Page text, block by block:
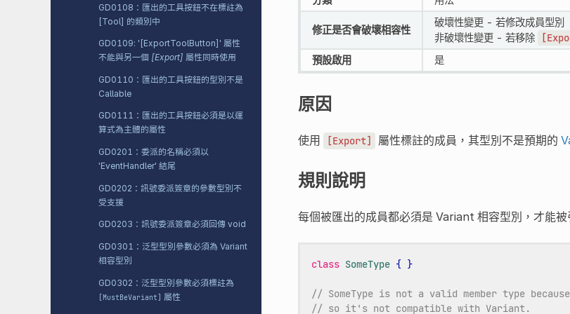
GD0108：匯出的工具按鈕不在標註為
[Tool] 的類別中
GD0109: '[ExportToolButton]' 屬性
不能與另一個 [Export] 屬性同時使用
GD0110：匯出的工具按鈕的型別不是
Callable
GD0111：匯出的工具按鈕必須是以運
算式為主體的屬性
GD0201：委派的名稱必須以
'EventHandler' 結尾
GD0202：訊號委派簽章的參數型別不
受支援
GD0203：訊號委派簽章必須回傳 void
GD0301：泛型型別參數必須為 Variant
相容型別
GD0302：泛型型別參數必須標註為
[MustBeVariant] 屬性
修正是否會破壞相容性
破壞性變更 - 若修改成員型別
非破壞性變更 - 若移除
預設啟用
是
原因
使用 [Export] 屬性標註的成員，其型別不是預期的
規則說明
每個被匯出的成員都必須是 Variant 相容型別，才能被
class SomeType { }
// SomeType is not a valid member type
// so it's not compatible with Variant.